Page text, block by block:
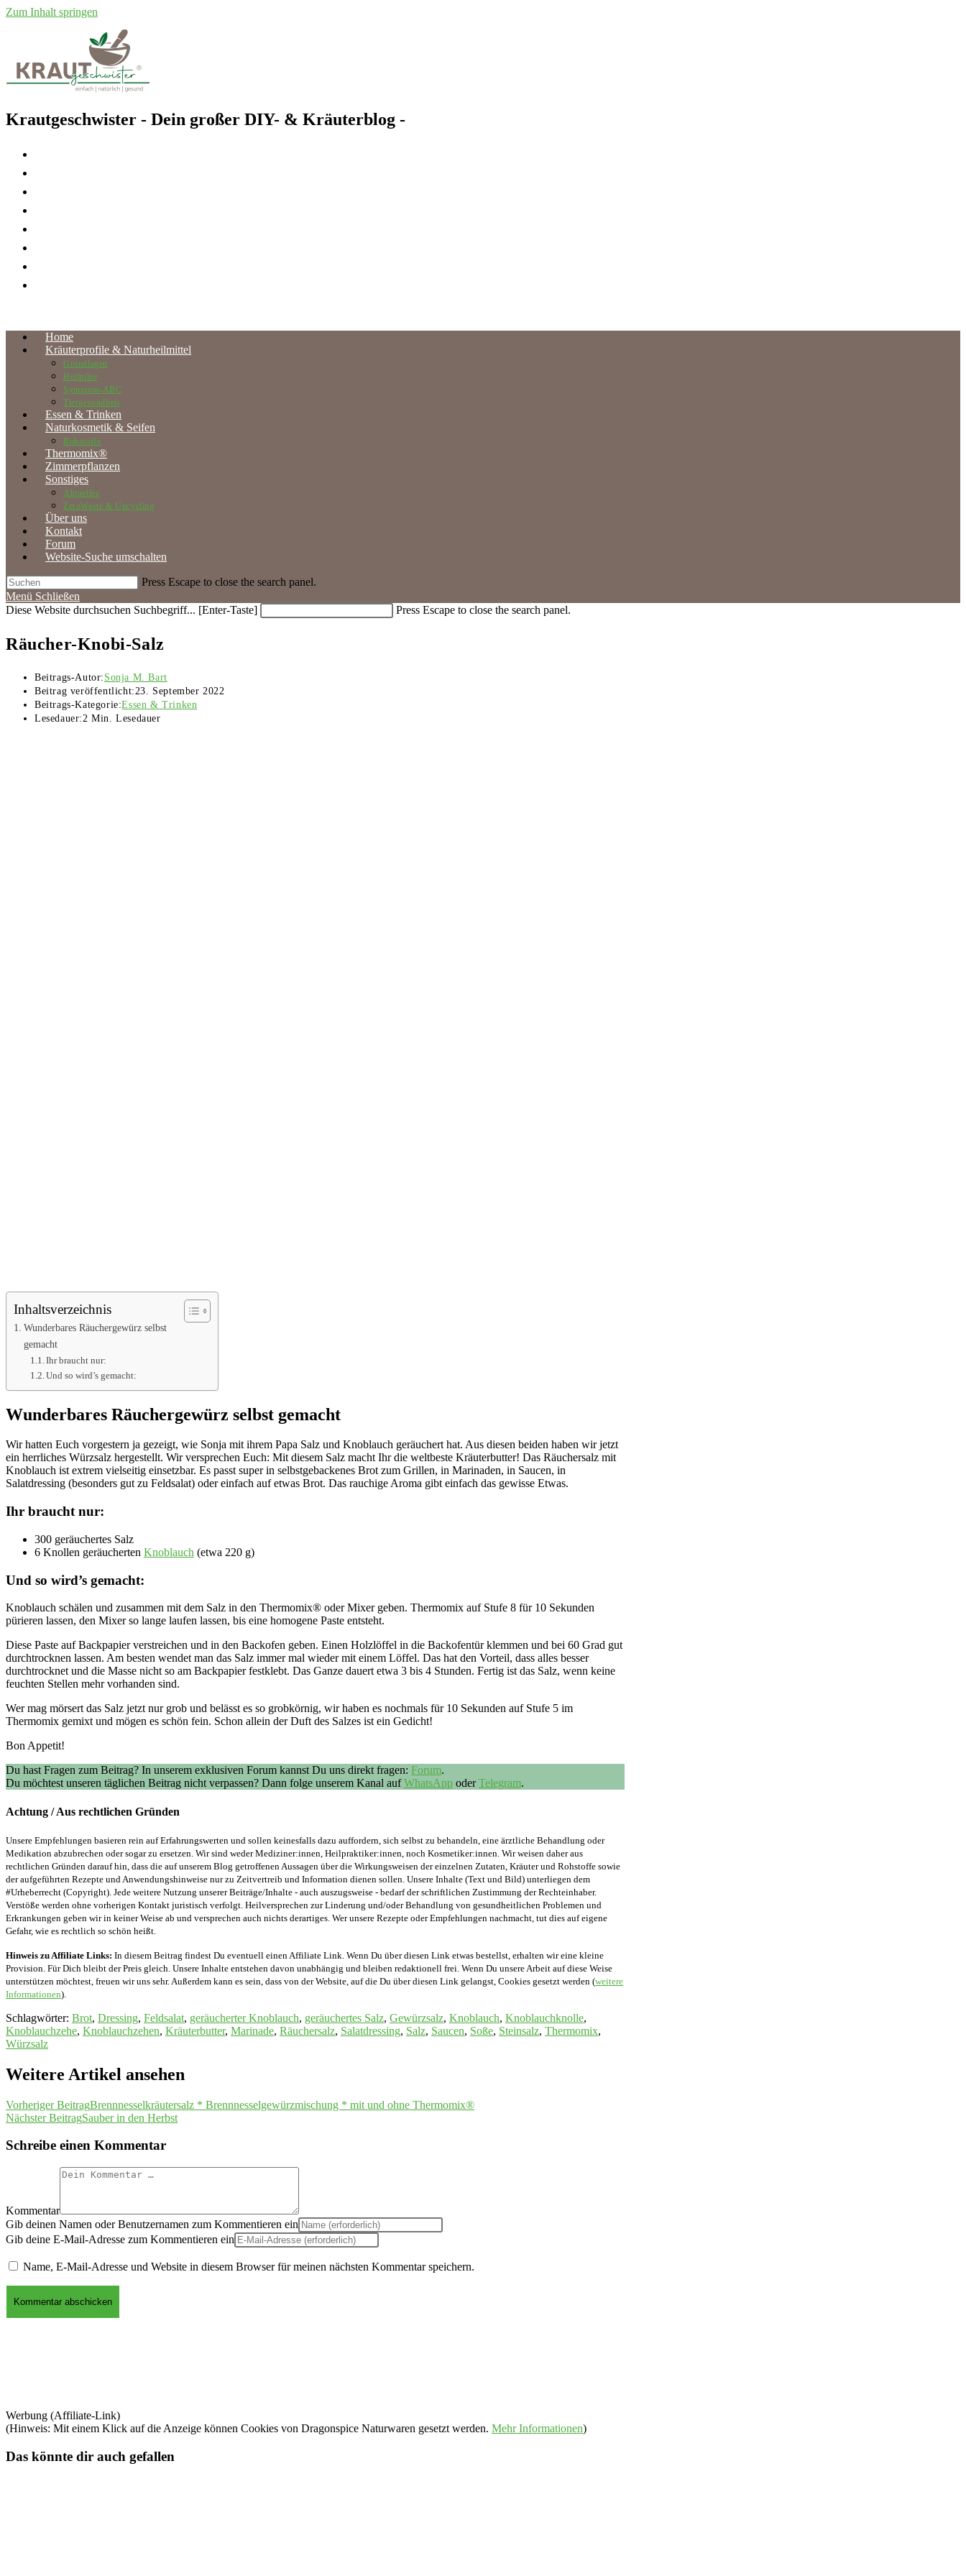
Zum Inhalt springen
Krautgeschwister - Dein großer DIY- & Kräuterblog -
Home
Kräuterprofile & Naturheilmittel
Grundlagen
Heilpilze
Symptom-ABC
Tiergesundheit
Essen & Trinken
Naturkosmetik & Seifen
Rohstoffe
Thermomix®
Zimmerpflanzen
Sonstiges
Aktuelles
ZeroWaste & Upcycling
Über uns
Kontakt
Forum
Website-Suche umschalten
Press Escape to close the search panel.
Menü Schließen
Diese Website durchsuchen Suchbegriff... [Enter-Taste] Press Escape to close the search panel.
Räucher-Knobi-Salz
Beitrags-Autor: Sonja M. Bart
Beitrag veröffentlicht: 23. September 2022
Beitrags-Kategorie:Essen & Trinken
Lesedauer: 2 Min. Lesedauer
Inhaltsverzeichnis
Wunderbares Räuchergewürz selbst
gemacht
Ihr braucht nur:
Und so wird’s gemacht:
Wunderbares Räuchergewürz selbst gemacht
Wir hatten Euch vorgestern ja gezeigt, wie Sonja mit ihrem Papa Salz und Knoblauch geräuchert hat. Aus diesen beiden haben wir jetzt
ein herrliches Würzsalz hergestellt. Wir versprechen Euch: Mit diesem Salz macht Ihr die weltbeste Kräuterbutter! Das Räuchersalz mit
Knoblauch ist extrem vielseitig einsetzbar. Es passt super in selbstgebackenes Brot zum Grillen, in Marinaden, in Saucen, in
Salatdressing (besonders gut zu Feldsalat) oder einfach auf etwas Brot. Das rauchige Aroma gibt einfach das gewisse Etwas.
Ihr braucht nur:
300 geräuchertes Salz
6 Knollen geräucherten Knoblauch (etwa 220 g)
Und so wird’s gemacht:
Knoblauch schälen und zusammen mit dem Salz in den Thermomix® oder Mixer geben. Thermomix auf Stufe 8 für 10 Sekunden
pürieren lassen, den Mixer so lange laufen lassen, bis eine homogene Paste entsteht.
Diese Paste auf Backpapier verstreichen und in den Backofen geben. Einen Holzlöffel in die Backofentür klemmen und bei 60 Grad gut
durchtrocknen lassen. Am besten wendet man das Salz immer mal wieder mit einem Löffel. Das hat den Vorteil, dass alles besser
durchtrocknet und die Masse nicht so am Backpapier festklebt. Das Ganze dauert etwa 3 bis 4 Stunden. Fertig ist das Salz, wenn keine
feuchten Stellen mehr vorhanden sind.
Wer mag mörsert das Salz jetzt nur grob und belässt es so grobkörnig, wir haben es nochmals für 10 Sekunden auf Stufe 5 im
Thermomix gemixt und mögen es schön fein. Schon allein der Duft des Salzes ist ein Gedicht!
Bon Appetit!
Du hast Fragen zum Beitrag? In unserem exklusiven Forum kannst Du uns direkt fragen: Forum.
Du möchtest unseren täglichen Beitrag nicht verpassen? Dann folge unserem Kanal aufWhatsApp oderTelegram.
Achtung / Aus rechtlichen Gründen
Unsere Empfehlungen basieren rein auf Erfahrungswerten und sollen keinesfalls dazu auffordern, sich selbst zu behandeln, eine ärztliche Behandlung oder
Medikation abzubrechen oder sogar zu ersetzen. Wir sind weder Mediziner:innen, Heilpraktiker:innen, noch Kosmetiker:innen. Wir weisen daher aus
rechtlichen Gründen darauf hin, dass die auf unserem Blog getroffenen Aussagen über die Wirkungsweisen der einzelnen Zutaten, Kräuter und Rohstoffe sowie
der aufgeführten Rezepte und Anwendungshinweise nur zu Zeitvertreib und Information dienen sollen. Unsere Inhalte (Text und Bild) unterliegen dem
#Urheberrecht (Copyright). Jede weitere Nutzung unserer Beiträge/Inhalte - auch auszugsweise - bedarf der schriftlichen Zustimmung der Rechteinhaber.
Verstöße werden ohne vorherigen Kontakt juristisch verfolgt. Heilversprechen zur Linderung und/oder Behandlung von gesundheitlichen Problemen und
Erkrankungen geben wir in keiner Weise ab und versprechen auch nichts derartiges. Wer unsere Rezepte oder Empfehlungen nachmacht, tut dies auf eigene
Gefahr, wie es rechtlich so schön heißt.
Hinweis zu Affiliate Links: In diesem Beitrag findest Du eventuell einen Affiliate Link. Wenn Du über diesen Link etwas bestellst, erhalten wir eine kleine
Provision. Für Dich bleibt der Preis gleich. Unsere Inhalte entstehen davon unabhängig und bleiben redaktionell frei. Wenn Du unsere Arbeit auf diese Weise
unterstützen möchtest, freuen wir uns sehr. Außerdem kann es sein, dass von der Website, auf die Du über diesen Link gelangst, Cookies gesetzt werden (weitere
Informationen).
Schlagwörter: Brot, Dressing, Feldsalat, geräucherter Knoblauch, geräuchertes Salz, Gewürzsalz, Knoblauch, Knoblauchknolle,
Knoblauchzehe, Knoblauchzehen, Kräuterbutter, Marinade, Räuchersalz, Salatdressing, Salz, Saucen, Soße, Steinsalz, Thermomix,
Würzsalz
Weitere Artikel ansehen
Vorheriger BeitragBrennnesselkräutersalz * Brennnesselgewürzmischung * mit und ohne Thermomix®
Nächster BeitragSauber in den Herbst
Schreibe einen Kommentar
Kommentar
Gib deinen Namen oder Benutzernamen zum Kommentieren ein
Gib deine E-Mail-Adresse zum Kommentieren ein
Name, E-Mail-Adresse und Website in diesem Browser für meinen nächsten Kommentar speichern.
Werbung (Affiliate-Link)
(Hinweis: Mit einem Klick auf die Anzeige können Cookies von Dragonspice Naturwaren gesetzt werden. Mehr Informationen)
Das könnte dir auch gefallen